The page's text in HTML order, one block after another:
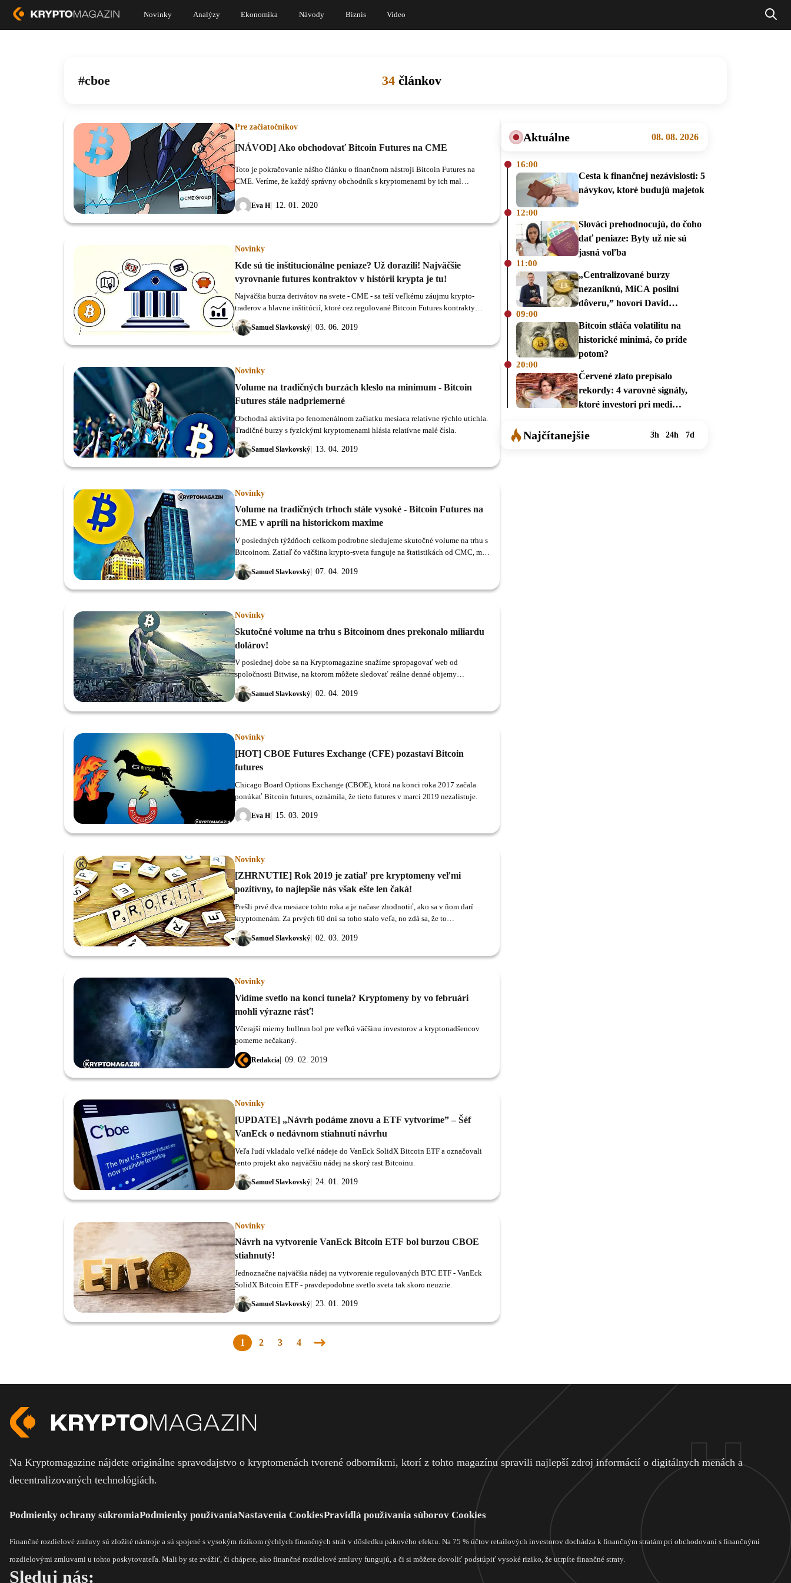
Novinky Analýzy Ekonomika Návody Biznis Video
cboe 34 článkov
Pre začiatočníkov
[NÁVOD] Ako obchodovať Bitcoin Futures na CME
Eva H 12. 01. 2020
Toto je pokračovanie nášho článku o finančnom nástroji Bitcoin Futures na
CME. Veríme, že každý správny obchodník s kryptomenami by ich mal
Novinky
Kde sú tie inštitucionálne peniaze? Už dorazili! Najväčšie
vyrovnanie futures kontraktov v histórii krypta je tu!
Samuel Slavkovský 03. 06. 2019
Najväčšia burza derivátov na svete - CME - sa teší veľkému záujmu krypto-
traderov a hlavne inštitúcií, ktoré cez regulované Bitcoin Futures kontrakty
denne zobchodujú stovky miliónov dolárov.
Novinky
Volume na tradičných burzách kleslo na minimum - Bitcoin
Futures stále nadpriemerné
Samuel Slavkovský 13. 04. 2019
Obchodná aktivita po fenomenálnom začiatku mesiaca relatívne rýchlo utíchla.
Tradičné burzy s fyzickými kryptomenami hlásia relatívne malé čísla.
Novinky
Volume na tradičných trhoch stále vysoké - Bitcoin Futures na
CME v apríli na historickom maxime
Samuel Slavkovský 07. 04. 2019
V posledných týždňoch celkom podrobne sledujeme skutočné volume na trhu s
Bitcoinom. Zatiaľ čo väčšina krypto-sveta funguje na štatistikách od CMC, my
sme sa rozhodli zahájiť prechod na konzervatívnejšie štatistiky od spoločnosti
BitWise.
Novinky
Skutočné volume na trhu s Bitcoinom dnes prekonalo miliardu
dolárov!
Samuel Slavkovský 02. 04. 2019
V poslednej dobe sa na Kryptomagazine snažíme spropagovať web od
spoločnosti Bitwise, na ktorom môžete sledovať reálne denné objemy
zobchodovaných Bitcoinov.
Novinky
[HOT] CBOE Futures Exchange (CFE) pozastaví Bitcoin
futures
Eva H 15. 03. 2019
Chicago Board Options Exchange (CBOE), ktorá na konci roka 2017 začala
ponúkať Bitcoin futures, oznámila, že tieto futures v marci 2019 nezalistuje.
Novinky
[ZHRNUTIE] Rok 2019 je zatiaľ pre kryptomeny veľmi
pozitívny, to najlepšie nás však ešte len čaká!
Samuel Slavkovský 02. 03. 2019
Prešli prvé dva mesiace tohto roka a je načase zhodnotiť, ako sa v ňom darí
kryptomenám. Za prvých 60 dní sa toho stalo veľa, no zdá sa, že to
najzaujímavejšie nás ešte len čaká.
Novinky
Vidíme svetlo na konci tunela? Kryptomeny by vo februári
mohli výrazne rásť!
Redakcia 09. 02. 2019
Včerajší mierny bullrun bol pre veľkú väčšinu investorov a kryptonadšencov
pomerne nečakaný.
Novinky
[UPDATE] „Návrh podáme znovu a ETF vytvoríme” – Šéf
VanEck o nedávnom stiahnutí návrhu
Samuel Slavkovský 24. 01. 2019
Veľa ľudí vkladalo veľké nádeje do VanEck SolidX Bitcoin ETF a označovali
tento projekt ako najväčšiu nádej na skorý rast Bitcoinu.
Novinky
Návrh na vytvorenie VanEck Bitcoin ETF bol burzou CBOE
stiahnutý!
Samuel Slavkovský 23. 01. 2019
Jednoznačne najväčšia nádej na vytvorenie regulovaných BTC ETF - VanEck
SolidX Bitcoin ETF - pravdepodobne svetlo sveta tak skoro neuzrie.
1 2 3
4
Aktuálne 08. 08. 2026
16:00
Cesta k finančnej nezávislosti: 5
návykov, ktoré budujú majetok
12:00
Slováci prehodnocujú, do čoho
dať peniaze: Byty už nie sú
jasná voľba
11:00
„Centralizované burzy
nezaniknú, MiCA posilní
dôveru,” hovorí David
09:00
Bitcoin stláča volatilitu na
historické minimá, čo príde
potom?
20:00
Červené zlato prepísalo
rekordy: 4 varovné signály,
ktoré investori pri medi
Najčítanejšie 3h 24h 7d
Na Kryptomagazine nájdete originálne spravodajstvo o kryptomenách tvorené odborníkmi, ktorí z tohto magazínu spravili najlepší zdroj informácií o digitálnych menách a
decentralizovaných technológiách.
Podmienky ochrany súkromiaPodmienky používaniaNastavenia CookiesPravidlá používania súborov Cookies
Finančné rozdielové zmluvy sú zložité nástroje a sú spojené s vysokým rizikom rýchlych finančných strát v dôsledku pákového efektu. Na 75 % účtov retailových investorov dochádza k finančným stratám pri obchodovaní s finančnými
rozdielovými zmluvami u tohto poskytovateľa. Mali by ste zvážiť, či chápete, ako finančné rozdielové zmluvy fungujú, a či si môžete dovoliť podstúpiť vysoké riziko, že utrpíte finančné straty.
Sleduj nás: